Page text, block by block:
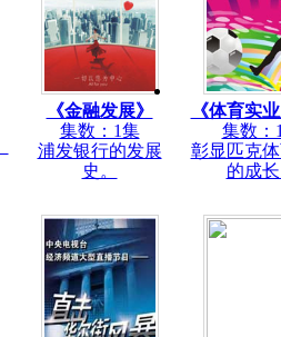
《金融发展》
集数：1集
浦发银行的发展
史。
《体育实
集数：
彰显匹克
的成